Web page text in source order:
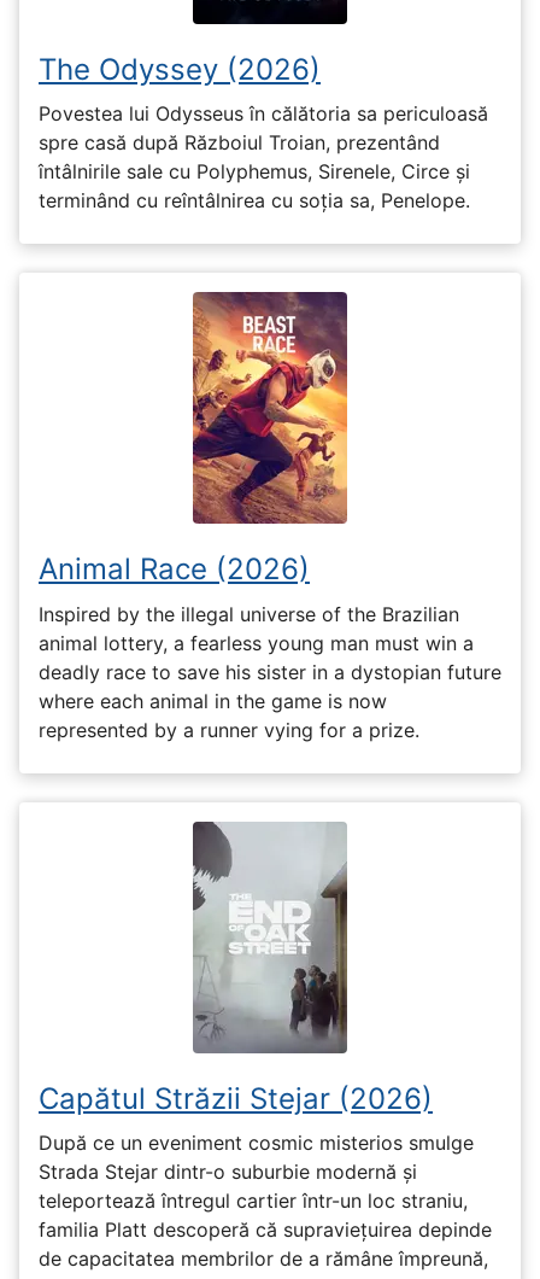
The Odyssey (2026)
Povestea lui Odysseus în călătoria sa periculoasă
spre casă după Războiul Troian, prezentând
întâlnirile sale cu Polyphemus, Sirenele, Circe și
terminând cu reîntâlnirea cu soția sa, Penelope.
Animal Race (2026)
Inspired by the illegal universe of the Brazilian
animal lottery, a fearless young man must win a
deadly race to save his sister in a dystopian future
where each animal in the game is now
represented by a runner vying for a prize.
Capătul Străzii Stejar (2026)
După ce un eveniment cosmic misterios smulge
Strada Stejar dintr-o suburbie modernă și
teleportează întregul cartier într-un loc straniu,
familia Platt descoperă că supraviețuirea depinde
de capacitatea membrilor de a rămâne împreună,